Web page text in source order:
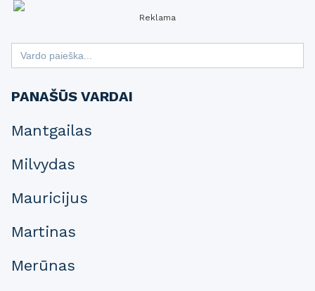
Reklama
Search
for:
PANAŠŪS VARDAI
Mantgailas
Milvydas
Mauricijus
Martinas
Merūnas